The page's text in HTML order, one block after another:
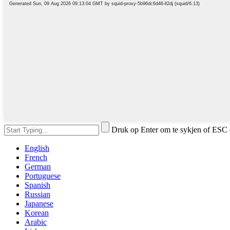
Druk op Enter om te sykjen of ESC
English
French
German
Portuguese
Spanish
Russian
Japanese
Korean
Arabic